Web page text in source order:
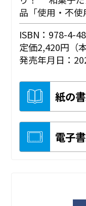
品「使用・不使
ISBN：978-4-
定価2,420円（
発売年月日：
紙の
電子